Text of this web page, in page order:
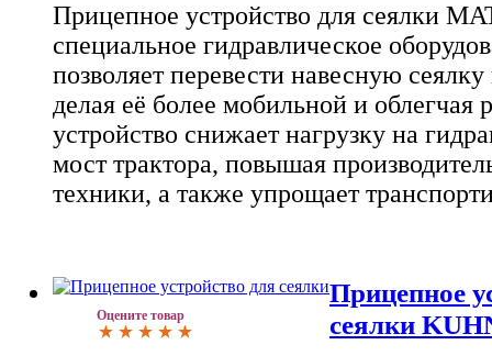
Прицепное устройство для сеялки
специальное гидравлическое
позволяет перевести навесную
делая её более мобильной и облегчая
устройство снижает нагрузку на
мост трактора, повышая
техники, а также упрощает
Оцените товар
Прицепное
сеялки